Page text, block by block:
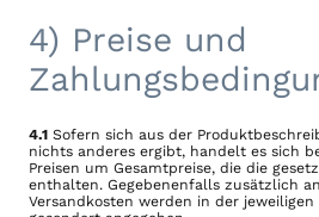
4) Preise und
4.1 Sofern sich aus der
nichts anderes ergibt, handelt es sich
Preisen um Gesamtpreise, die die
enthalten. Gegebenenfalls zusätzlich
Versandkosten werden in der